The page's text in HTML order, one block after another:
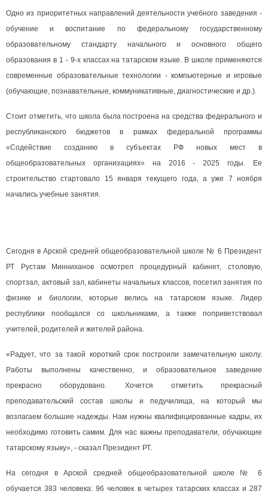
Одно из приоритетных направлений деятельности учебного заведения -
обучение и воспитание по федеральному государственному
образовательному стандарту начального и основного общего
образования в 1 - 9-х классах на татарском языке. В школе применяются
современные образовательные технологии - компьютерные и игровые
(обучающие, познавательные, коммуникативные, диагностические и др.).
Стоит отметить, что школа была построена на средства федерального и
республиканского бюджетов в рамках федеральной программы
«Содействие созданию в субъектах РФ новых мест в
общеобразовательных организациях» на 2016 - 2025 годы. Ее
строительство стартовало 15 января текущего года, а уже 7 ноября
начались учебные занятия.
Сегодня в Арской средней общеобразовательной школе № 6 Президент
РТ Рустам Минниханов осмотрел процедурный кабинет, столовую,
спортзал, актовый зал, кабинеты начальных классов, посетил занятия по
физике и биологии, которые велись на татарском языке. Лидер
республики пообщался со школьниками, а также поприветствовал
учителей, родителей и жителей района.
«Радует, что за такой короткий срок построили замечательную школу.
Работы выполнены качественно, и образовательное заведение
прекрасно оборудовано. Хочется отметить прекрасный
преподавательский состав школы и педучилища, на который мы
возлагаем большие надежды. Нам нужны квалифицированные кадры, их
необходимо готовить самим. Для нас важны преподаватели, обучающие
татарскому языку», - сказал Президент РТ.
На сегодня в Арской средней общеобразовательной школе № 6
обучается 383 человека: 96 человек в четырех татарских классах и 287